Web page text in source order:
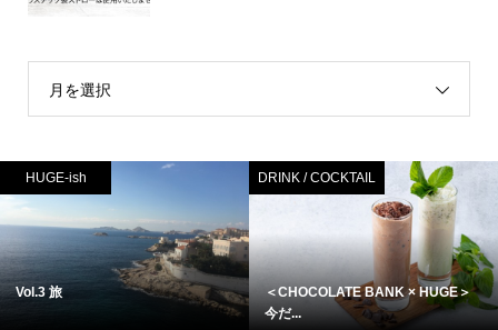
月を選択
HUGE-ish
Vol.3 旅
DRINK / COCKTAIL
＜CHOCOLATE BANK × HUGE＞
今だ...